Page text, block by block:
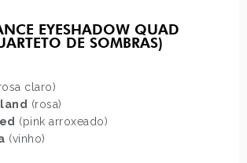
EYESHADOW QUAD
DE SOMBRAS)
claro)
(rosa)
(pink arroxeado)
(vinho)